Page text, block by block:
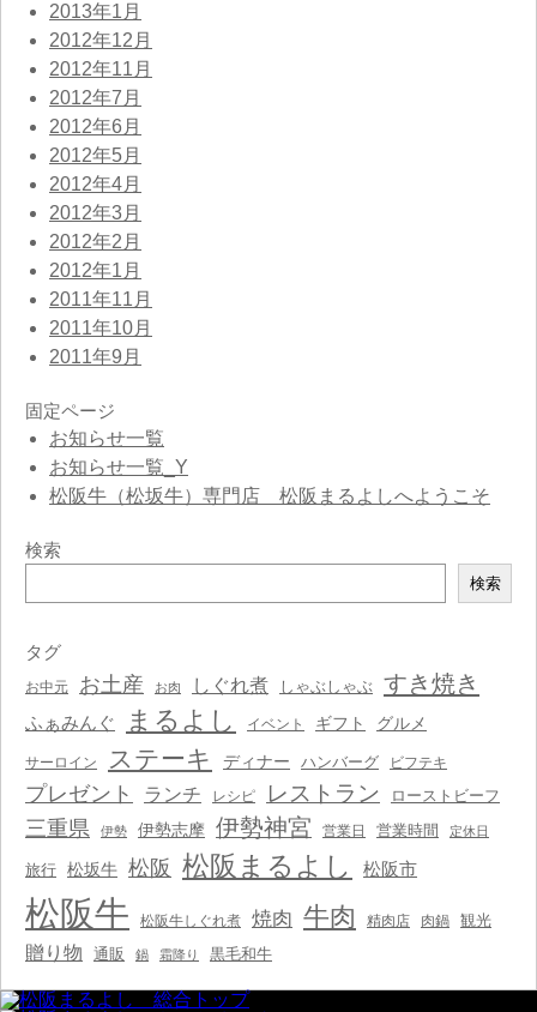
2013年1月
2012年12月
2012年11月
2012年7月
2012年6月
2012年5月
2012年4月
2012年3月
2012年2月
2012年1月
2011年11月
2011年10月
2011年9月
固定ページ
お知らせ一覧
お知らせ一覧_Y
松阪牛（松坂牛）専門店 松阪まるよしへようこそ
検索
索
検索
タグ
お中元 お土産 お肉 しぐれ煮 しゃぶしゃぶ すき焼き
ふぁみんぐ まるよし イベント ギフト グルメ
サーロイン ステーキ ディナー ハンバーグ ビフテキ
プレゼント ランチ レシピ レストラン ローストビーフ
三重県 伊勢 伊勢志摩 伊勢神宮 営業日 営業時間 定休日
旅行 松坂牛 松阪 松阪まるよし 松阪市
松阪牛 松阪牛しぐれ煮 焼肉 牛肉 精肉店 肉鍋 観光
贈り物 通販 鍋 霜降り 黒毛和牛